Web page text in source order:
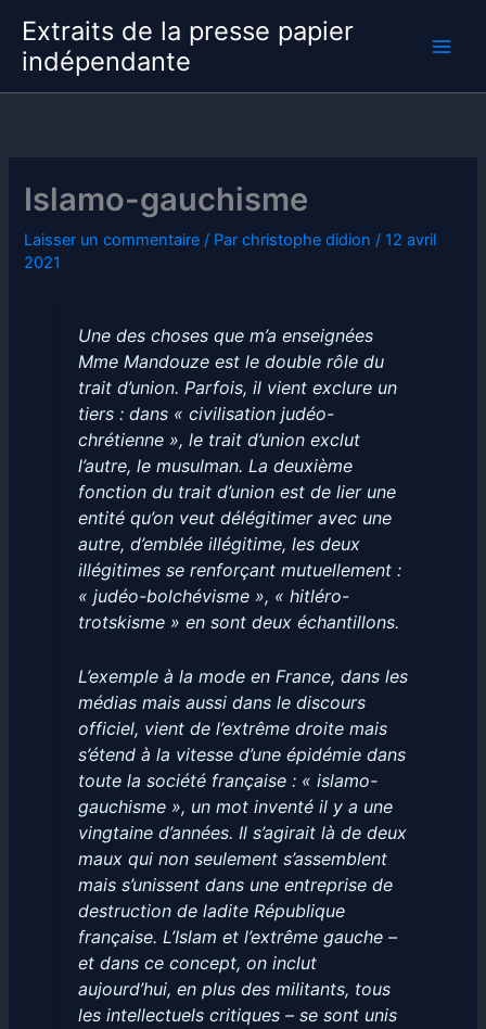
contenu
Extraits de la presse papier
indépendante
Islamo-gauchisme
Laisser un commentaire / Parchristophe didion / 12 avril
2021
Une des choses que m’a enseignées
Mme Mandouze est le double rôle du
trait d’union. Parfois, il vient exclure un
tiers : dans « civilisation judéo-
chrétienne », le trait d’union exclut
l’autre, le musulman. La deuxième
fonction du trait d’union est de lier une
entité qu’on veut délégitimer avec une
autre, d’emblée illégitime, les deux
illégitimes se renforçant mutuellement :
« judéo-bolchévisme », « hitléro-
trotskisme » en sont deux échantillons.
L’exemple à la mode en France, dans les
médias mais aussi dans le discours
officiel, vient de l’extrême droite mais
s’étend à la vitesse d’une épidémie dans
toute la société française : « islamo-
gauchisme », un mot inventé il y a une
vingtaine d’années. Il s’agirait là de deux
maux qui non seulement s’assemblent
mais s’unissent dans une entreprise de
destruction de ladite République
française. L’Islam et l’extrême gauche –
et dans ce concept, on inclut
aujourd’hui, en plus des militants, tous
les intellectuels critiques – se sont unis